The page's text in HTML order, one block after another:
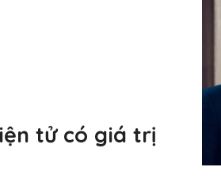
tử có giá trị